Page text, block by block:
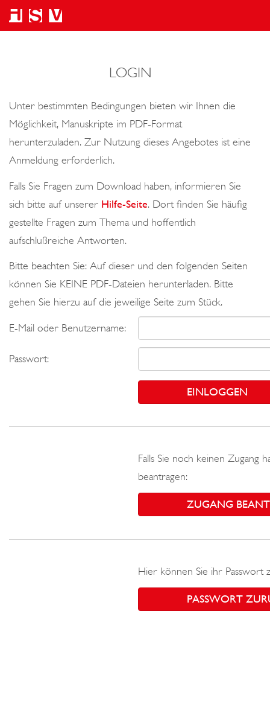
LOGIN
Unter bestimmten Bedingungen bieten wir Ihnen die
Möglichkeit, Manuskripte im PDF-Format
herunterzuladen. Zur Nutzung dieses Angebotes ist eine
Anmeldung erforderlich.
Falls Sie Fragen zum Download haben, informieren Sie
sich bitte auf unserer Hilfe-Seite. Dort finden Sie häufig
gestellte Fragen zum Thema und hoffentlich
aufschlußreiche Antworten.
Bitte beachten Sie: Auf dieser und den folgenden Seiten
können Sie KEINE PDF-Dateien herunterladen. Bitte
gehen Sie hierzu auf die jeweilige Seite zum Stück.
E-Mail oder Benutzername:
Passwort:
Falls Sie noch keinen Zugang
beantragen:
ZUGANG
Hier können Sie ihr Passwort
PASSWORT